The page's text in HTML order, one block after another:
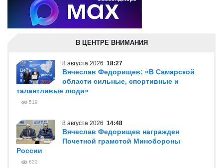
В ЦЕНТРЕ ВНИМАНИЯ
8 августа 2026 18:27
Вячеслав Федорищев: «В Самарской
области сильные, спортивные и
талантливые люди»
519
8 августа 2026 14:48
Вячеслав Федорищев награжден
Почетной грамотой Минобороны
России
622